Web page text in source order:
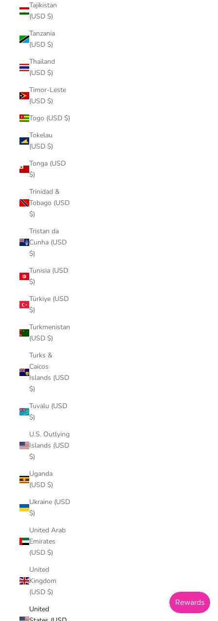
Tajikistan
(USD $)
Tanzania
(USD $)
Thailand
(USD $)
Timor-Leste
(USD $)
Togo (USD $)
Tokelau
(USD $)
Tonga (USD
$)
Trinidad &
Tobago (USD
$)
Tristan da
Cunha (USD
$)
Tunisia (USD
$)
Türkiye (USD
$)
Turkmenistan
(USD $)
Turks &
Caicos
Islands (USD
$)
Tuvalu (USD
$)
U.S. Outlying
Islands (USD
$)
Uganda
(USD $)
Ukraine (USD
$)
United Arab
Emirates
(USD $)
United
Kingdom
(USD $)
United